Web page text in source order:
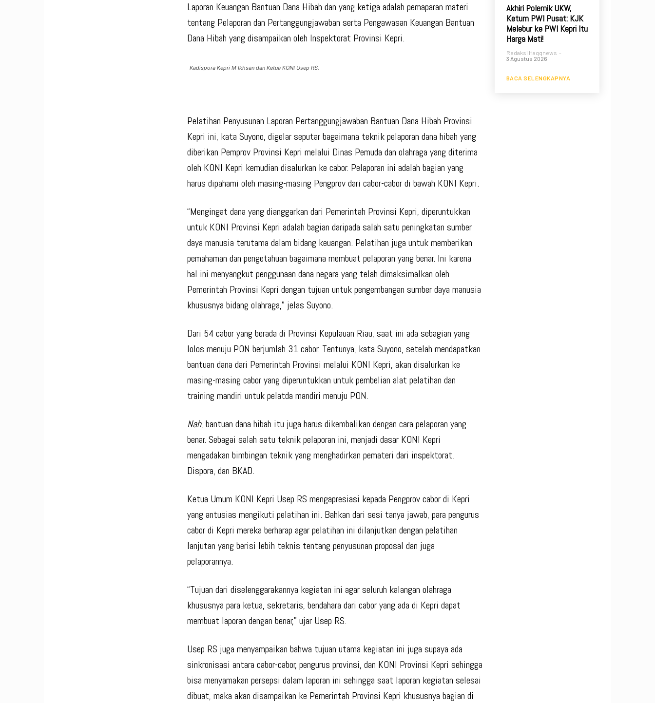
Laporan Keuangan Bantuan Dana Hibah dan yang ketiga adalah pemaparan materi
tentang Pelaporan dan Pertanggungjawaban serta Pengawasan Keuangan Bantuan
Dana Hibah yang disampaikan oleh Inspektorat Provinsi Kepri.
Kadispora Kepri M Ikhsan dan Ketua KONI Usep RS.
Pelatihan Penyusunan Laporan Pertanggungjawaban Bantuan Dana Hibah Provinsi
Kepri ini, kata Suyono, digelar seputar bagaimana teknik pelaporan dana hibah yang
diberikan Pemprov Provinsi Kepri melalui Dinas Pemuda dan olahraga yang diterima
oleh KONI Kepri kemudian disalurkan ke cabor. Pelaporan ini adalah bagian yang
harus dipahami oleh masing-masing Pengprov dari cabor-cabor di bawah KONI Kepri.
“Mengingat dana yang dianggarkan dari Pemerintah Provinsi Kepri, diperuntukkan
untuk KONI Provinsi Kepri adalah bagian daripada salah satu peningkatan sumber
daya manusia terutama dalam bidang keuangan. Pelatihan juga untuk memberikan
pemahaman dan pengetahuan bagaimana membuat pelaporan yang benar. Ini karena
hal ini menyangkut penggunaan dana negara yang telah dimaksimalkan oleh
Pemerintah Provinsi Kepri dengan tujuan untuk pengembangan sumber daya manusia
khususnya bidang olahraga,” jelas Suyono.
Dari 54 cabor yang berada di Provinsi Kepulauan Riau, saat ini ada sebagian yang
lolos menuju PON berjumlah 31 cabor. Tentunya, kata Suyono, setelah mendapatkan
bantuan dana dari Pemerintah Provinsi melalui KONI Kepri, akan disalurkan ke
masing-masing cabor yang diperuntukkan untuk pembelian alat pelatihan dan
training mandiri untuk pelatda mandiri menuju PON.
Nah, bantuan dana hibah itu juga harus dikembalikan dengan cara pelaporan yang
benar. Sebagai salah satu teknik pelaporan ini, menjadi dasar KONI Kepri
mengadakan bimbingan teknik yang menghadirkan pemateri dari inspektorat,
Dispora, dan BKAD.
Ketua Umum KONI Kepri Usep RS mengapresiasi kepada Pengprov cabor di Kepri
yang antusias mengikuti pelatihan ini. Bahkan dari sesi tanya jawab, para pengurus
cabor di Kepri mereka berharap agar pelatihan ini dilanjutkan dengan pelatihan
lanjutan yang berisi lebih teknis tentang penyusunan proposal dan juga
pelaporannya.
“Tujuan dari diselenggarakannya kegiatan ini agar seluruh kalangan olahraga
khususnya para ketua, sekretaris, bendahara dari cabor yang ada di Kepri dapat
membuat laporan dengan benar,” ujar Usep RS.
Usep RS juga menyampaikan bahwa tujuan utama kegiatan ini juga supaya ada
sinkronisasi antara cabor-cabor, pengurus provinsi, dan KONI Provinsi Kepri sehingga
bisa menyamakan persepsi dalam laporan ini sehingga saat laporan kegiatan selesai
dibuat, maka akan disampaikan ke Pemerintah Provinsi Kepri khususnya bagian di
Akhiri Polemik UKW,
Ketum PWI Pusat: KJK
Melebur ke PWI Kepri Itu
Harga Mati!
Redaksi Haqqnews -
3 Agustus 2026
BACA SELENGKAPNYA